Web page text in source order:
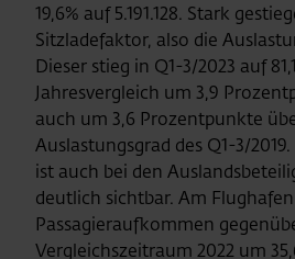
19,6% auf 5.191.128. Stark
Sitzladefaktor, also die
Dieser stieg in Q1-3/2023 auf
Jahresvergleich um 3,9
auch um 3,6 Prozentpunkte
Auslastungsgrad des Q1-3/
ist auch bei den
deutlich sichtbar. Am
Passagieraufkommen
Vergleichszeitraum 2022 um